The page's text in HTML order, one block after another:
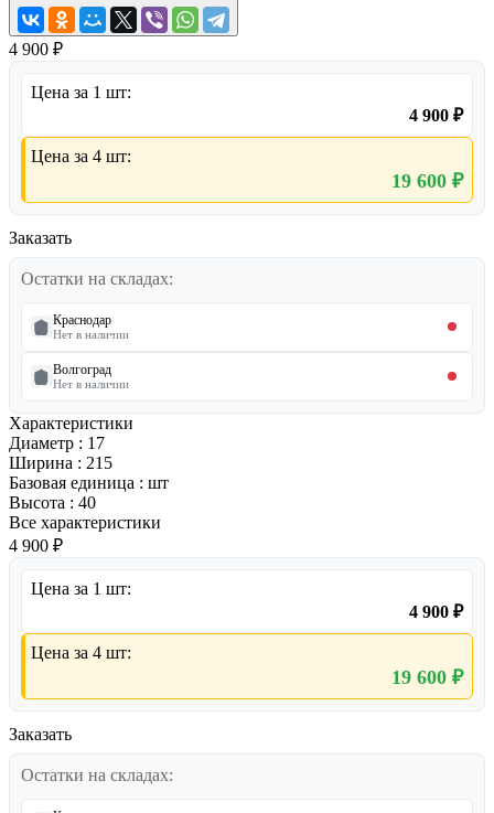
4 900 ₽
Цена за 1 шт:
4 900 ₽
Цена за 4 шт:
19 600 ₽
Заказать
Остатки на складах:
Краснодар
Нет в наличии
Волгоград
Нет в наличии
Характеристики
Диаметр : 17
Ширина : 215
Базовая единица : шт
Высота : 40
Все характеристики
4 900 ₽
Цена за 1 шт:
4 900 ₽
Цена за 4 шт:
19 600 ₽
Заказать
Остатки на складах: